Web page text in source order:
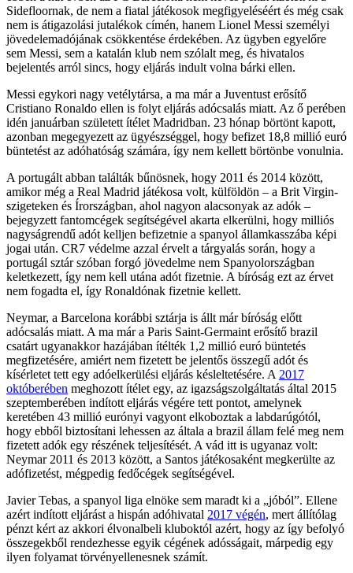
Sidefloornak, de nem a fiatal játékosok megfigyeléséért és még csak
nem is átigazolási jutalékok címén, hanem Lionel Messi személyi
jövedelemadójának csökkentése érdekében. Az ügyben egyelőre
sem Messi, sem a katalán klub nem szólalt meg, és hivatalos
bejelentés arról sincs, hogy eljárás indult volna bárki ellen.
Messi egykori nagy vetélytársa, a ma már a Juventust erősítő
Cristiano Ronaldo ellen is folyt eljárás adócsalás miatt. Az ő perében
idén januárban született ítélet Madridban. 23 hónap börtönt kapott,
azonban megegyezett az ügyészséggel, hogy befizet 18,8 millió euró
büntetést az adóhatóság számára, így nem kellett börtönbe vonulnia.
A portugált abban találták bűnösnek, hogy 2011 és 2014 között,
amikor még a Real Madrid játékosa volt, külföldön – a Brit Virgin-
szigeteken és Írországban, ahol nagyon alacsonyak az adók –
bejegyzett fantomcégek segítségével akarta elkerülni, hogy milliós
nagyságrendű adót kelljen befizetnie a spanyol államkasszába képi
jogai után. CR7 védelme azzal érvelt a tárgyalás során, hogy a
portugál sztár szóban forgó jövedelme nem Spanyolországban
keletkezett, így nem kell utána adót fizetnie. A bíróság ezt az érvet
nem fogadta el, így Ronaldónak fizetnie kellett.
Neymar, a Barcelona korábbi sztárja is állt már bíróság előtt
adócsalás miatt. A ma már a Paris Saint-Germaint erősítő brazil
csatárt ugyanakkor hazájában ítélték 1,2 millió euró büntetés
megfizetésére, amiért nem fizetett be jelentős összegű adót és
kísérletet tett egy adóelkerülési eljárás késleltetésére. A 2017
októberében meghozott ítélet egy, az igazságszolgáltatás által 2015
szeptemberében indított eljárás végére tett pontot, amelynek
keretében 43 millió eurónyi vagyont elkoboztak a labdarúgótól,
hogy ebből biztosítani lehessen az általa a brazil állam felé meg nem
fizetett adók egy részének teljesítését. A vád itt is ugyanaz volt:
Neymar 2011 és 2013 között, a Santos játékosaként megkerülte az
adófizetést, mégpedig fedőcégek segítségével.
Javier Tebas, a spanyol liga elnöke sem maradt ki a „jóból”. Ellene
azért indított eljárást a hispán adóhivatal 2017 végén, mert állítólag
pénzt kért az akkori élvonalbeli kluboktól azért, hogy az így befolyó
összegekből rendezhesse egyik cégének adósságait, márpedig egy
ilyen folyamat törvényellenesnek számít.